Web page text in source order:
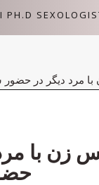
PH.D
زن با مرد